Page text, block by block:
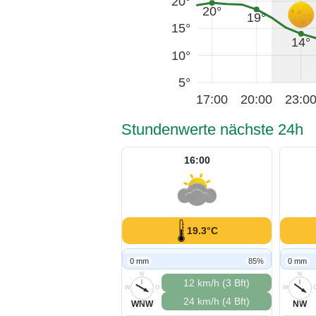
5°
10°
15°
20°
19°
14°
17:00 20:00 23:00
Stundenwerte nächste 24h
16:00
19.3°C
0 mm 85%
N
O
S
W
WNW
12 km/h (3 Bft)
24 km/h (4 Bft)
0 mm
N
S
W
NW